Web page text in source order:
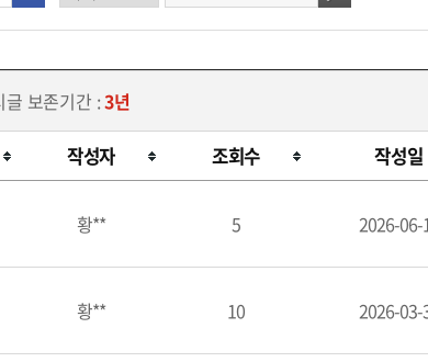
글 보존기간 :3년
작성자 조회수 작성일
황** 5 2026-06-
황** 10 2026-03-